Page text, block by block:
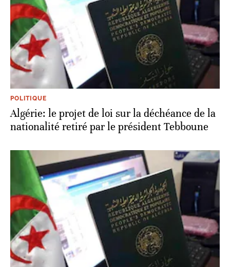
POLITIQUE
Algérie: le projet de loi sur la déchéance de la
nationalité retiré par le président Tebboune